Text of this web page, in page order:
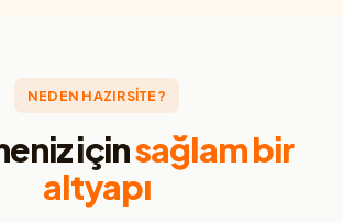
NEDEN HAZIRSİTE?
içinsağlam bir
altyapı